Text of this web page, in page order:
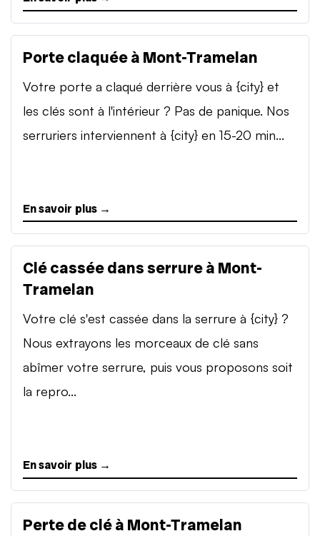
Porte claquée à Mont-Tramelan
Votre porte a claqué derrière vous à {city} et
les clés sont à l'intérieur ? Pas de panique. Nos
serruriers interviennent à {city} en 15-20 min...
En savoir plus →
Clé cassée dans serrure à Mont-
Tramelan
Votre clé s'est cassée dans la serrure à {city} ?
Nous extrayons les morceaux de clé sans
abîmer votre serrure, puis vous proposons soit
la repro...
En savoir plus →
Perte de clé à Mont-Tramelan